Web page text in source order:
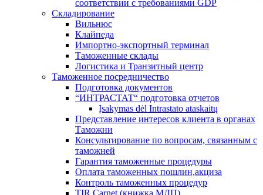
соответствии с требованиями GDP
Складирование
Вильнюс
Клайпеда
Импортно-экспортный терминал
Таможенные склады
Логистика и Транзитный центр
Таможенное посредничество
Подготовка документов
“ИНТРАСТАТ“ подготовка отчетов
Įsakymas dėl Intrastato ataskaitų
Представление интересов клиента в органах
Таможни
Консультирование по вопросам, связанным с
таможней
Гарантия таможенные процедуры
Оплата таможенных пошлин,акциза
Контроль таможенных процедур
TIR Carnet (книжка МДП)